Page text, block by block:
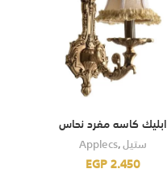
ابليك كاسه مفرد نحاس
Applecs,ستيل
EGP2.450